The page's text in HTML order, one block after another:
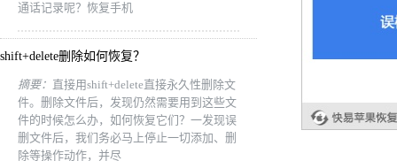
通话记录呢？恢复手机
shift+delete删除如何恢复？
摘要： 直接用shift+delete直接永久性删除文
件。删除文件后，发现仍然需要用到这些文
件的时候怎么办，如何恢复它们？一发现误
删文件后，我们务必马上停止一切添加、删
除等操作动作，并尽